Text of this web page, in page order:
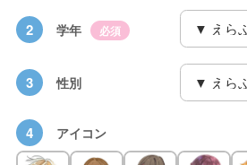
2 学年 必須
3 性別
4 アイコン